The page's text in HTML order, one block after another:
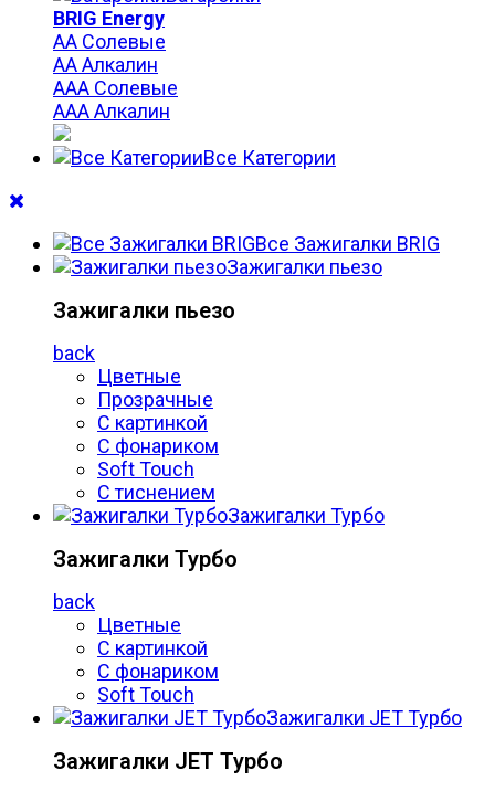
BRIG Energy
АА Солевые
АА Алкалин
ААА Солевые
ААА Алкалин
Все Категории
Все Зажигалки BRIG
Зажигалки пьезо
Зажигалки пьезо
back
Цветные
Прозрачные
С картинкой
С фонариком
Soft Touch
С тиснением
Зажигалки Турбо
Зажигалки Турбо
back
Цветные
С картинкой
С фонариком
Soft Touch
Зажигалки JET Турбо
Зажигалки JET Турбо